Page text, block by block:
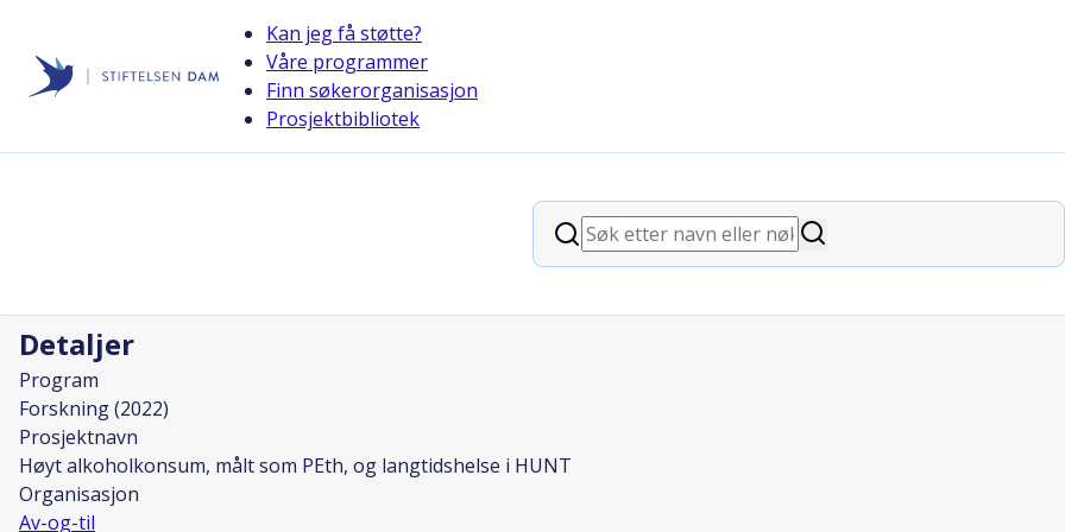
Kan jeg få støtte?
Våre programmer
Finn søkerorganisasjon
Prosjektbibliotek
Søk
Søk
Detaljer
Program
Forskning (2022)
Prosjektnavn
Høyt alkoholkonsum, målt som PEth, og langtidshelse i HUNT
Organisasjon
Av-og-til